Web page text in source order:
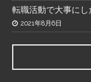
転職活動で大事に
2021年8月6日